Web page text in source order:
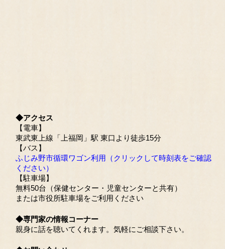
◆アクセス
【電車】
東武東上線「上福岡」駅 東口より徒歩15分
【バス】
ふじみ野市循環ワゴン利用（クリックして時刻表をご確認
ください）
【駐車場】
無料50台（保健センター・児童センターと共有）
または市役所駐車場をご利用ください
◆専門家の情報コーナー
親身に話を聴いてくれます。気軽にご相談下さい。